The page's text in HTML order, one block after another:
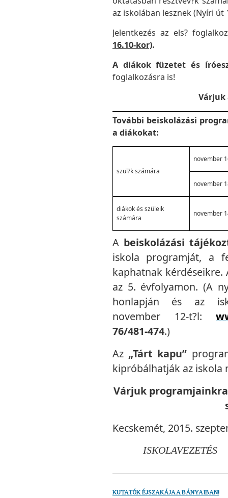
az iskolában lesznek (Nyíri út
Jelentkezés az els?
16.10-kor).
A diákok füzetet és
foglalkozásra is!
Várjuk
További beiskolázási
a diákokat:
szül?k számára
november
november
diákok és szüleik
számára
november
A beiskolázási
iskola programját, a
kaphatnak kérdéseikre.
az 5. évfolyamon. (A
honlapján és az
november 12-t?l:
76/481-474.)
Az „Tárt kapu”
kipróbálhatják az iskola
Várjuk
Kecskemét, 2015.
ISKOLAVEZETÉS
KUTATÓK ÉJSZAKÁJA A BÁNYAIBAN!